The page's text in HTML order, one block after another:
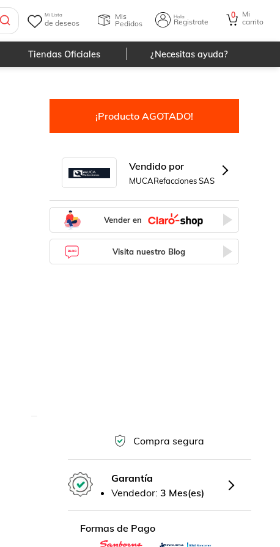
Mi Lista
de deseos
Mis
Pedidos
Hola
Registrate
0
Mi
carrito
Tiendas Oficiales ¿Necesitas ayuda?
¡Producto AGOTADO!
Vendido por
MUCARefacciones SAS
Vender en
Visita nuestro Blog
Compra segura
Garantía
Vendedor: 3 Mes(es)
Formas de Pago